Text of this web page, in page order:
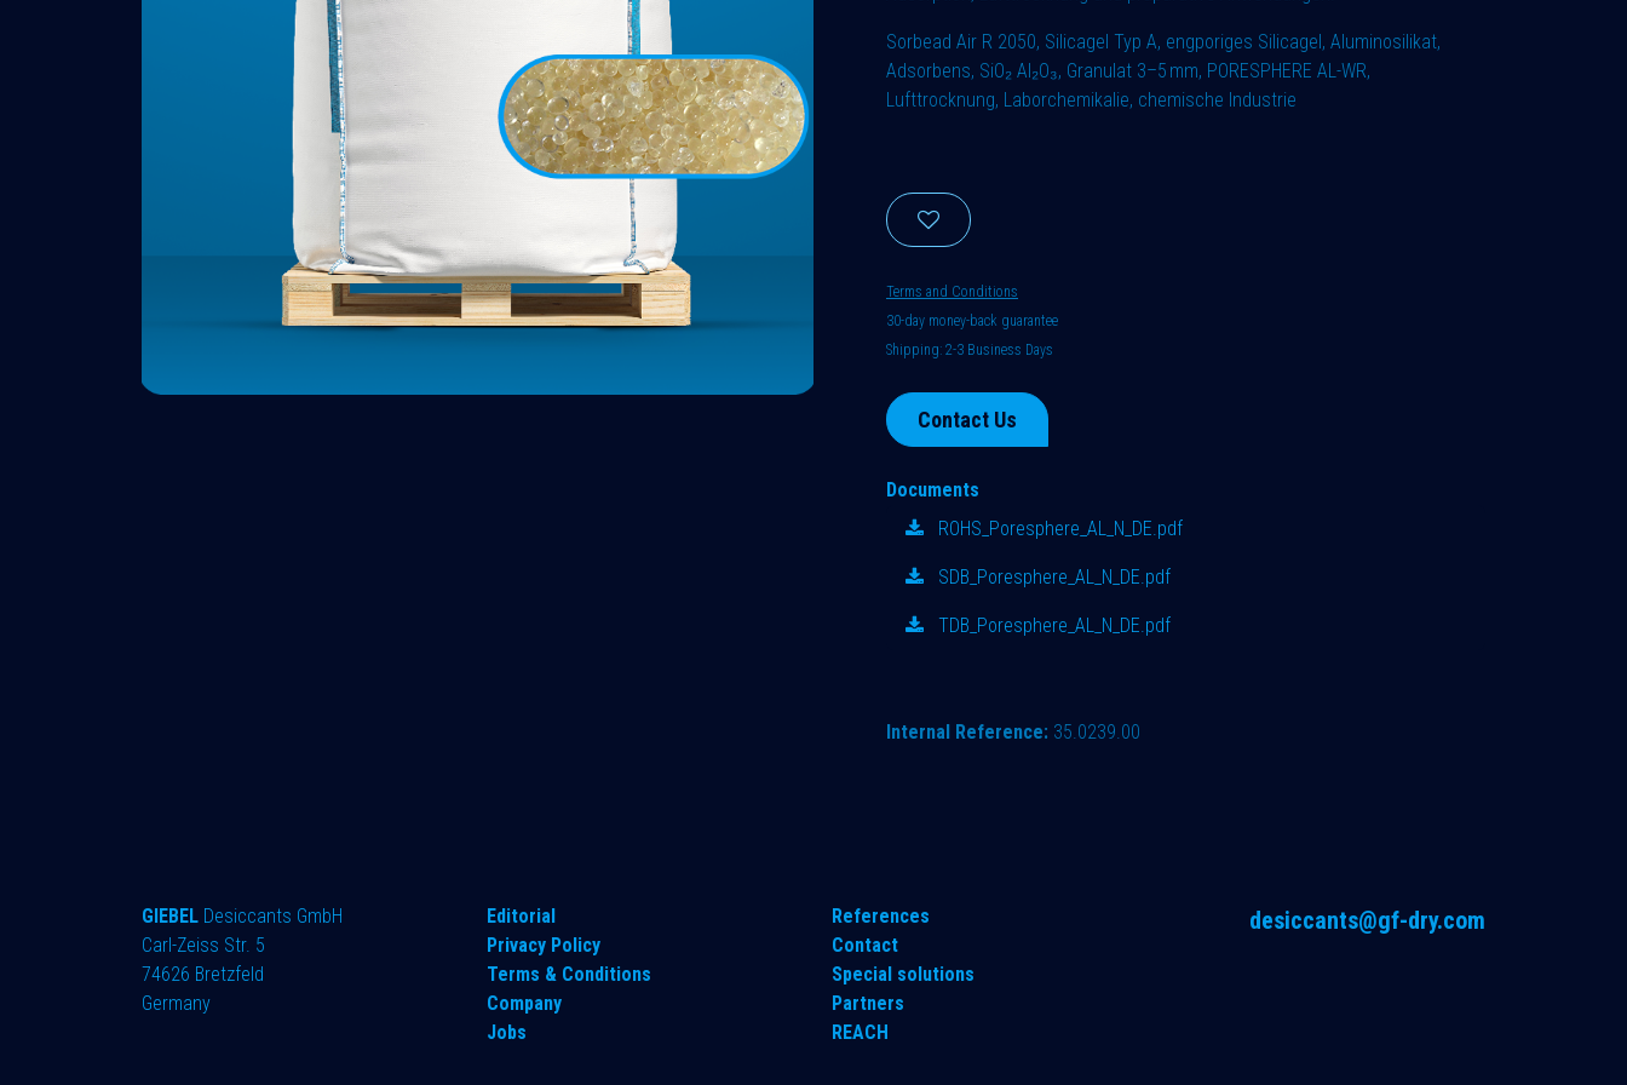
Sorbead Air R 2050, Silicagel Typ A, engporiges Silicagel, Aluminosilikat,
Adsorbens, SiO₂ Al₂O₃, Granulat 3–5 mm, PORESPHERE AL-WR,
Lufttrocknung, Laborchemikalie, chemische Industrie
Terms and Conditions
30-day money-back guarantee
Shipping: 2-3 Business Days
Contact Us
Documents
ROHS_Poresphere_AL_N_DE.pdf
SDB_Poresphere_AL_N_DE.pdf
TDB_Poresphere_AL_N_DE.pdf
Internal Reference: 35.0239.00
GIEBEL Desiccants GmbH
Carl-Zeiss Str. 5
74626 Bretzfeld
Germany
​Editorial
Privacy Policy
Terms & Conditions
Company
Jobs
References
Contact
Special solutions
Partners
REACH
desiccants@gf-dry.com